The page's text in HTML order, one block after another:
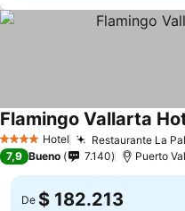
4 EstrellasHotel Restaurante La
Flamingo Vallarta
7,9 Bueno 7.140 Puerto
De $ 182.213